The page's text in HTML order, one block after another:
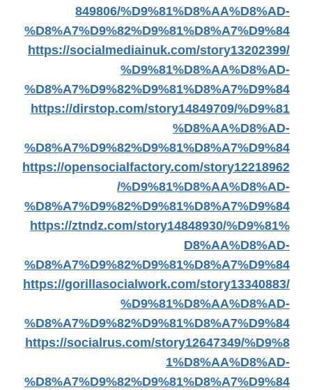
849806/%D9%81%D8%AA%D8%AD-
%D8%A7%D9%82%D9%81%D8%A7%D9%84
https://socialmediainuk.com/story13202399/
%D9%81%D8%AA%D8%AD-
%D8%A7%D9%82%D9%81%D8%A7%D9%84
https://dirstop.com/story14849709/%D9%81
%D8%AA%D8%AD-
%D8%A7%D9%82%D9%81%D8%A7%D9%84
https://opensocialfactory.com/story12218962
/%D9%81%D8%AA%D8%AD-
%D8%A7%D9%82%D9%81%D8%A7%D9%84
https://ztndz.com/story14848930/%D9%81%
D8%AA%D8%AD-
%D8%A7%D9%82%D9%81%D8%A7%D9%84
https://gorillasocialwork.com/story13340883/
%D9%81%D8%AA%D8%AD-
%D8%A7%D9%82%D9%81%D8%A7%D9%84
https://socialrus.com/story12647349/%D9%8
1%D8%AA%D8%AD-
%D8%A7%D9%82%D9%81%D8%A7%D9%84